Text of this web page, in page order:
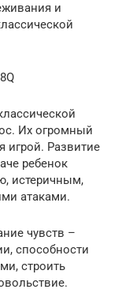
и
Их огромный
игрой. Развитие
ребенок
истеричным,
атаками.
чувств –
способности
строить